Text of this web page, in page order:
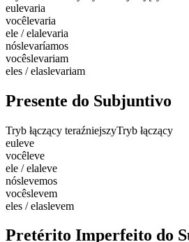
eulevaria
vocêlevaria
ele / elalevaria
nóslevaríamos
vocêslevariam
eles / elaslevariam
Presente do Subjuntivo
Tryb łączący teraźniejszyTryb łączący
euleve
vocêleve
ele / elaleve
nóslevemos
vocêslevem
eles / elaslevem
Pretérito Imperfeito do